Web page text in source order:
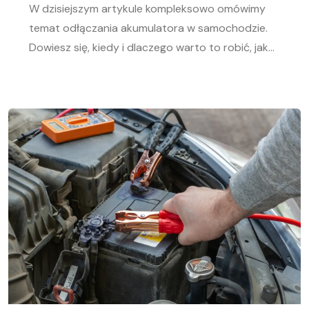
W dzisiejszym artykule kompleksowo omówimy
temat odłączania akumulatora w samochodzie.
Dowiesz się, kiedy i dlaczego warto to robić, jak
pomoże Ci sprawnie przeprowadzić tę czynność,
niezależnie od Twojego doświadczenia w
mechanice samochodowej. Objawy
rozładowanego akumulatora Rozładowanie
akumulatora w aucie to problem, którego żaden
kierowca […]